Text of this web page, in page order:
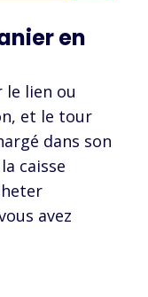
en
lien ou
et le tour
dans son
caisse
avez